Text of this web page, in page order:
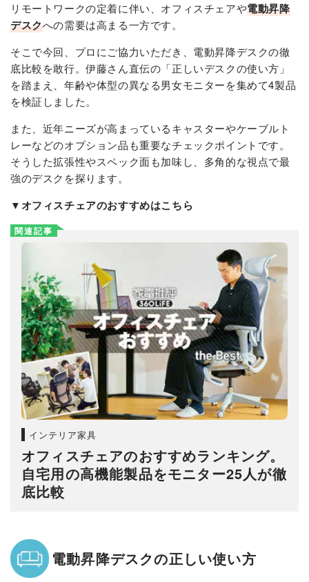
リモートワークの定着に伴い、オフィスチェアや電動昇降
デスクへの需要は高まる一方です。
そこで今回、プロにご協力いただき、電動昇降デスクの徹
底比較を敢行。伊藤さん直伝の「正しいデスクの使い方」
を踏まえ、年齢や体型の異なる男女モニターを集めて4製品
を検証しました。
また、近年ニーズが高まっているキャスターやケーブルト
レーなどのオプション品も重要なチェックポイントです。
そうした拡張性やスペック面も加味し、多角的な視点で最
強のデスクを探ります。
▼オフィスチェアのおすすめはこちら
関連記事
インテリア家具
オフィスチェアのおすすめランキング。
自宅用の高機能製品をモニター25人が徹
底比較
電動昇降デスクの正しい使い方